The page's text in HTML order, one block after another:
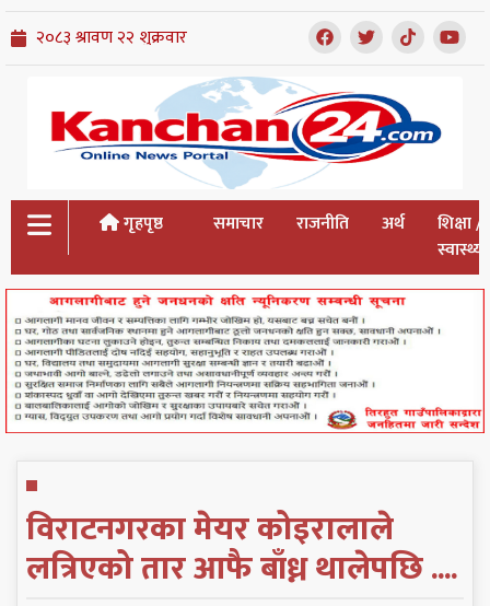
गृहपृष्ठ समाचार राजनीति अर्थ
शिक्षा /
स्वास्थ्य
विराटनगरका मेयर कोइरालाले
लत्रिएको तार आफै बाँध्न थालेपछि ....